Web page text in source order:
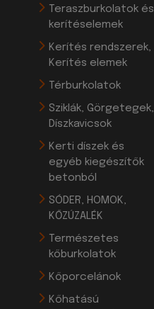
Teraszburkolatok és
kerítéselemek
Kerítés rendszerek,
Kerítés elemek
Térburkolatok
Sziklák, Görgetegek,
Díszkavicsok
Kerti díszek és
egyéb kiegészítők
betonból
SÓDER, HOMOK,
KŐZÚZALÉK
Természetes
kőburkolatok
Kőporcelánok
Kőhatású